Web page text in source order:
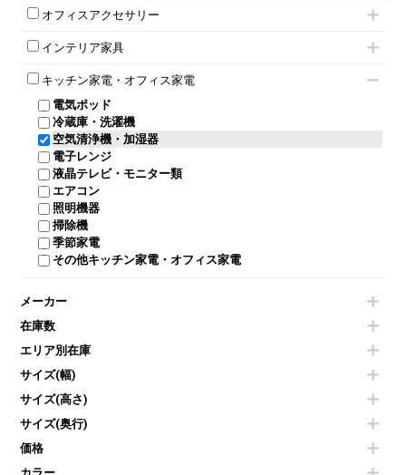
ダイヤル錠ロッカー
ワードローブ・クローゼット
会議テーブルW1800～
平行スタックテーブル
会議テーブルその他
ミーティングチェアその他
パーテーションその他
壁掛けホワイトボード
ホワイトボードその他
電話機（ビジネスフォン）
シュレッダー
スクリーン
プリンター・コピー機
その他OA機器
オフィスアクセサリー
チェア用台車
演台・講演台・演説台
防音パネル
耐火金庫
コートハンガー・ポールハンガー
傘立て
食器棚・キッチンキャビネット
カタログスタンド
オフィスアクセサリーその他
インテリア家具
モールドチェア
ダイニングチェア
ダイニングテーブル
カウンターテーブル
センターテーブル・サイドテーブル
カフェテーブル
ベンチ・スツール
ソファ
シェルフ
ダストボックス（ゴミ箱）
インテリア家具その他
キッチン家電・オフィス家電
電気ポッド
冷蔵庫・洗濯機
空気清浄機・加湿器
電子レンジ
液晶テレビ・モニター類
エアコン
照明機器
掃除機
季節家電
その他キッチン家電・オフィス家電
メーカー
在庫数
エリア別在庫
サイズ(幅)
サイズ(高さ)
サイズ(奥行)
価格